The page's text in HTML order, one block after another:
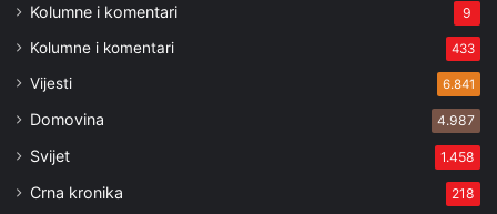
Kolumne i komentari 9
Kolumne i komentari 433
Vijesti 6.841
Domovina 4.987
Svijet 1.458
Crna kronika 218